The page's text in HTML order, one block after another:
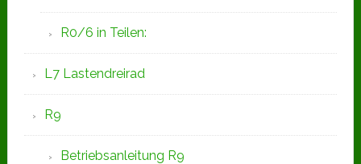
R0/6 in Teilen:
L7 Lastendreirad
R9
Betriebsanleitung R9